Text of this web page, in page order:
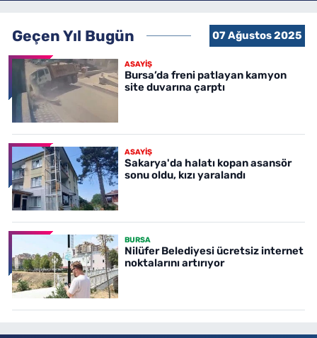
Geçen Yıl Bugün 07 Ağustos 2025
ASAYİŞ
Bursa’da freni patlayan kamyon
site duvarına çarptı
ASAYİŞ
Sakarya'da halatı kopan asansör
sonu oldu, kızı yaralandı
BURSA
Nilüfer Belediyesi ücretsiz internet
noktalarını artırıyor